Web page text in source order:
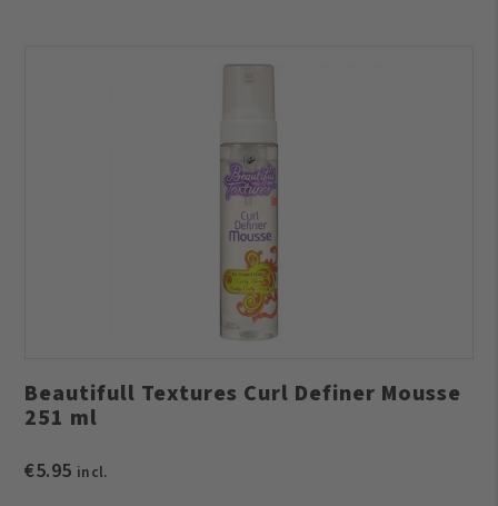
Beautifull Textures Curl Definer Mousse
251 ml
€5.95 incl.